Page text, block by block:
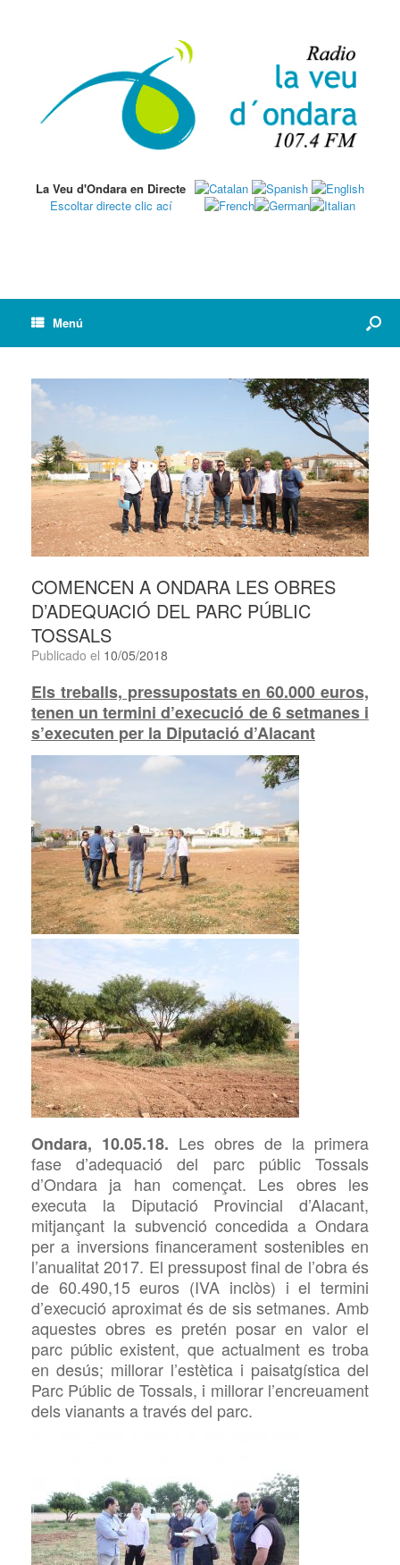
La Veu d'Ondara en Directe
Escoltar directe clic ací
Menú
COMENCEN A ONDARA LES OBRES
D’ADEQUACIÓ DEL PARC PÚBLIC
TOSSALS
Publicado el 10/05/2018
Els treballs, pressupostats en 60.000 euros,
tenen un termini d’execució de 6 setmanes i
s’executen per la Diputació d’Alacant
Ondara, 10.05.18. Les obres de la primera
fase d’adequació del parc públic Tossals
d’Ondara ja han començat. Les obres les
executa la Diputació Provincial d’Alacant,
mitjançant la subvenció concedida a Ondara
per a inversions financerament sostenibles en
l’anualitat 2017. El pressupost final de l’obra és
de 60.490,15 euros (IVA inclòs) i el termini
d’execució aproximat és de sis setmanes. Amb
aquestes obres es pretén posar en valor el
parc públic existent, que actualment es troba
en desús; millorar l’estètica i paisatgística del
Parc Públic de Tossals, i millorar l’encreuament
dels vianants a través del parc.